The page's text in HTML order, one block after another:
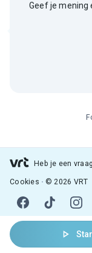
Geef je mening
Heb je een
Cookies © 2026 VRT